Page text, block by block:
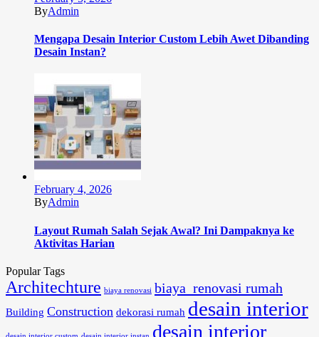
ByAdmin
Mengapa Desain Interior Custom Lebih Awet Dibanding
Desain Instan?
February 4, 2026
ByAdmin
Layout Rumah Salah Sejak Awal? Ini Dampaknya ke
Aktivitas Harian
Popular Tags
Architechture biaya renovasi biaya renovasi rumah
Building Construction dekorasi rumah desain interior
desain interior